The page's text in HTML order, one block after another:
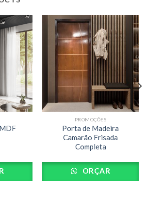
PROMOÇÕES
Porta de Madeira
Camarão Frisada
Completa
ORÇAR